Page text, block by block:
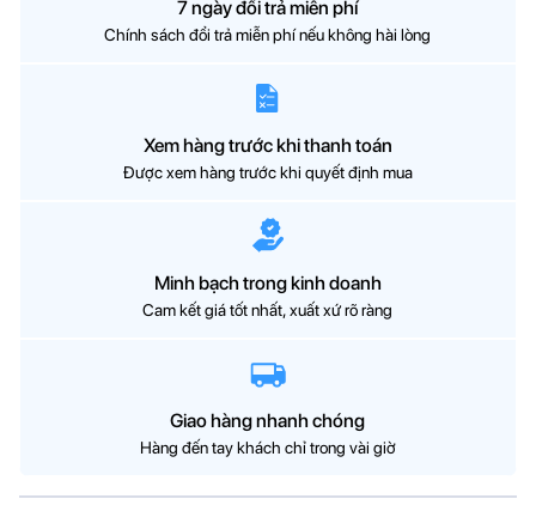
- Chương trình SpeedPerfect và EcoPerfect giảm thời gian giặt
đến 65% và năng lượng lên đến 50%
- Bosch WGG244A0SG đạt tiêu chuẩn tiết kiệm năng lượng A+
(Châu u) rất tiết kiệm nước và điện năng
- Điều khiển điện tử kết hợp màn hình LED hiển thị thông số của
tốc độ quay, thời gian còn lại, khối lượng tải đề nghị
Tính năng an toàn của máy giặt Bosch WGG244A0SG
- Chức năng khóa trẻ em an toàn
Trang bị cảm biến chống tràn với công nghệ ActiveWater™
- Có chuông báo khi kết thúc các chương trình giặt
Bosch
WGG244A0SG
Khối lượng giặt
9 kg
7 ngày đổi trả miễn phí
Chính sách đổi trả miễn phí nếu không hài lòng
Xem hàng trước khi thanh toán
Được xem hàng trước khi quyết định mua
Minh bạch trong kinh doanh
Cam kết giá tốt nhất, xuất xứ rõ ràng
Giao hàng nhanh chóng
Hàng đến tay khách chỉ trong vài giờ